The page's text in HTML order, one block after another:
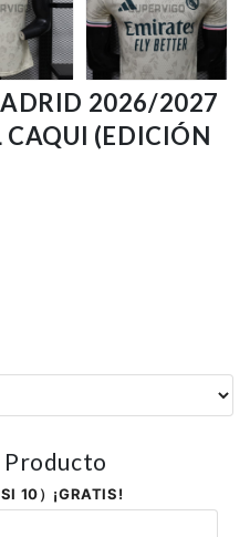
2026/2027
CAQUI (EDICIÓN
Producto
10）¡GRATIS!